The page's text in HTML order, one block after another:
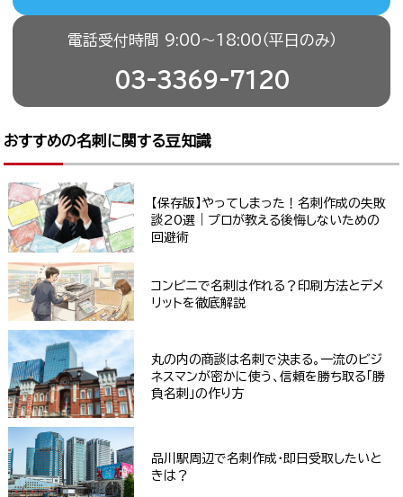
電話受付時間 9:00〜18:00（平日のみ）
03-3369-7120
おすすめの名刺に関する豆知識
【保存版】やってしまった！名刺作成の失敗
談20選｜プロが教える後悔しないための
回避術
コンビニで名刺は作れる？印刷方法とデメ
リットを徹底解説
丸の内の商談は名刺で決まる。一流のビジ
ネスマンが密かに使う、信頼を勝ち取る「勝
負名刺」の作り方
品川駅周辺で名刺作成・即日受取したいと
きは？